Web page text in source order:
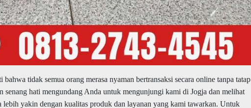
bahwa tidak semua orang merasa nyaman bertransaksi secara online tanpa tatap
senang hati mengundang Anda untuk mengunjungi kami di Jogja dan melihat
lebih yakin dengan kualitas produk dan layanan yang kami tawarkan. Untuk